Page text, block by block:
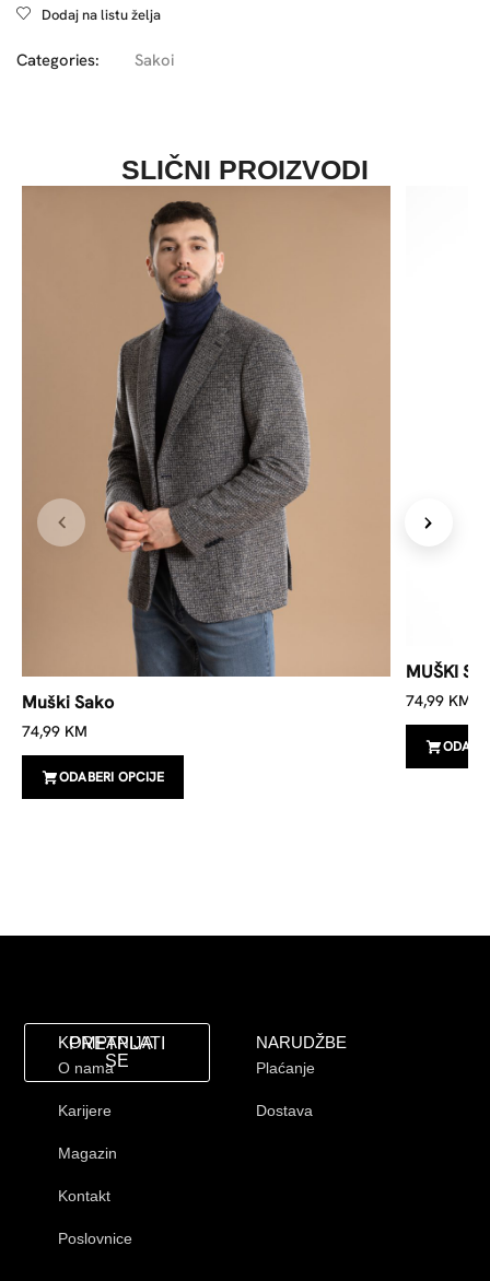
Dodaj na listu želja
Categories: Sakoi
SLIČNI PROIZVODI
Muški Sako
74,99 KM
ODABERI OPCIJE
MUŠKI
74,99 KM
KOMPANIJA
O nama
Karijere
Magazin
Kontakt
Poslovnice
NARUDŽBE
Plaćanje
Dostava
PRETPLATI
SE